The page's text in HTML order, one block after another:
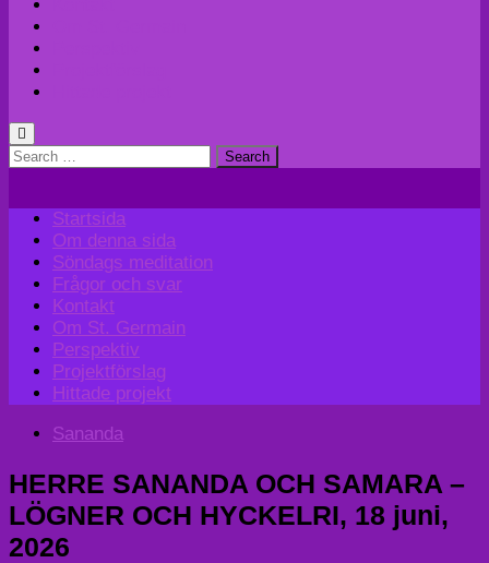
Search
Startsida
Om denna sida
Söndags meditation
Frågor och svar
Kontakt
Om St. Germain
Perspektiv
Projektförslag
Hittade projekt
Sananda
HERRE SANANDA OCH SAMARA –
LÖGNER OCH HYCKELRI, 18 juni,
2026